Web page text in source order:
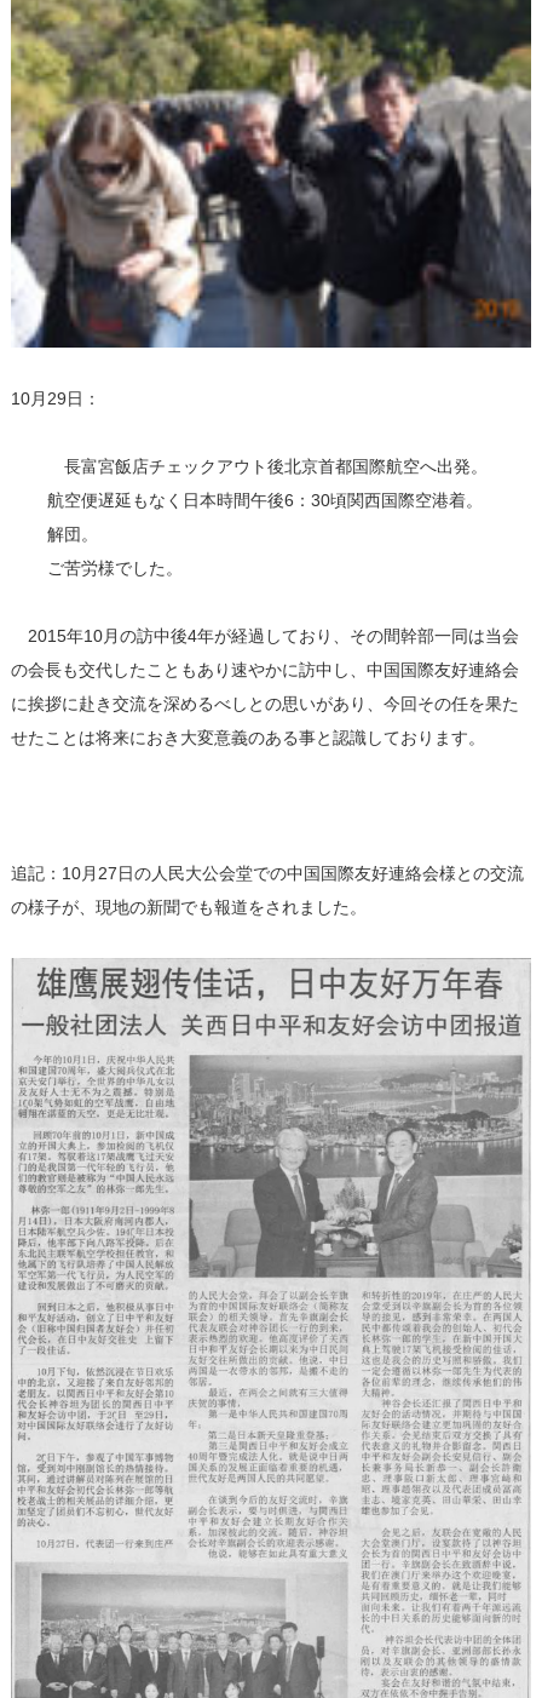
10月29日：
長富宮飯店チェックアウト後北京首都国際航空へ出発。
航空便遅延もなく日本時間午後6：30頃関西国際空港着。
解団。
ご苦労様でした。
2015年10月の訪中後4年が経過しており、その間幹部一同は当会
の会長も交代したこともあり速やかに訪中し、中国国際友好連絡会
に挨拶に赴き交流を深めるべしとの思いがあり、今回その任を果た
せたことは将来におき大変意義のある事と認識しております。
追記：10月27日の人民大公会堂での中国国際友好連絡会様との交流
の様子が、現地の新聞でも報道をされました。